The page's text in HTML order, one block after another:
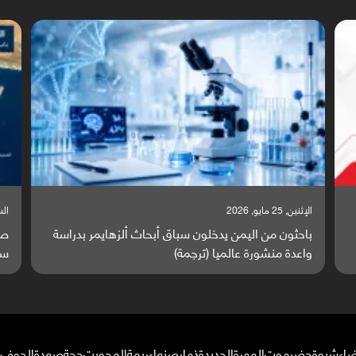
السبت, 23 مايو, 2026
صراع دولي يتصاعد قرب اليمن والبحر الأحمر يتحول إلى
ساحة مواجهة عالمية (ترجمة)